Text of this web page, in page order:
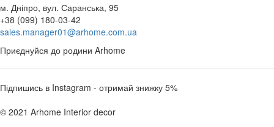
м. Дніпро, вул. Саранська, 95
+38 (099) 180-03-42
sales.manager01@arhome.com.ua
Приєднуйся до родини Arhome
Підпишись в Instagram - отримай знижку 5%
© 2021 Arhome Interior decor